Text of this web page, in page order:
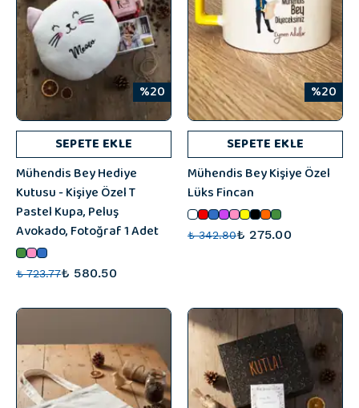
%20
SEPETE EKLE
Mühendis Bey Hediye
Kutusu - Kişiye Özel T
Pastel Kupa, Peluş
Avokado, Fotoğraf 1 Adet
₺ 723.77₺ 580.50
%20
SEPETE EKLE
Mühendis Bey Kişiye Özel
Lüks Fincan
₺ 342.80₺ 275.00